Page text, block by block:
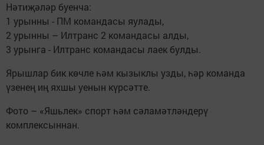
Нәтиҗәләр буенча:
1 урынны - ПМ командасы яулады,
2 урынны – Илтранс 2 командасы алды,
3 урынга - Илтранс командасы лаек булды.
Ярышлар бик көчле һәм кызыклы узды, һәр команда
үзенең иң яхшы уенын күрсәтте.
Фото – «Яшьлек» спорт һәм сәламәтләндерү
комплексыннан.